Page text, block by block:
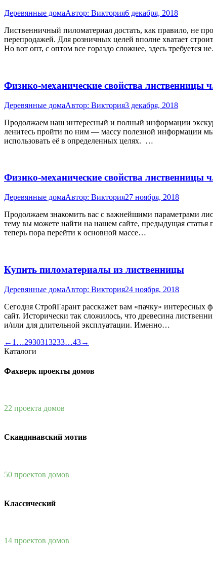
Деревянные домаАвтор: Виктория6 декабря, 2018
Лиственничный пиломатериал достать, как правило, не
перепродажей. Для розничных целей вполне хватает
Но вот опт, с оптом все гораздо сложнее, здесь требуется
Физико-механические свойства лиственницы
Деревянные домаАвтор: Виктория3 декабря, 2018
Продолжаем наш интересный и полный информации
ленитесь пройти по ним — массу полезной информации мы
использовать её в определенных целях. …
Физико-механические свойства лиственницы
Деревянные домаАвтор: Виктория27 ноября, 2018
Продолжаем знакомить вас с важнейшими параметрами
тему вы можете найти на нашем сайте, предыдущая
теперь пора перейти к основной массе…
Купить пиломатериалы из лиственницы
Деревянные домаАвтор: Виктория24 ноября, 2018
Сегодня СтройГарант расскажет вам «пачку» интересных
сайт. Исторически так сложилось, что древесина
и/или для длительной эксплуатации. Именно…
← 1 …2930313233…43→
Каталоги
Фахверк проекты домов
22 проекта домов
Скандинавский мотив
50 проектов домов
Классический
14 проектов домов